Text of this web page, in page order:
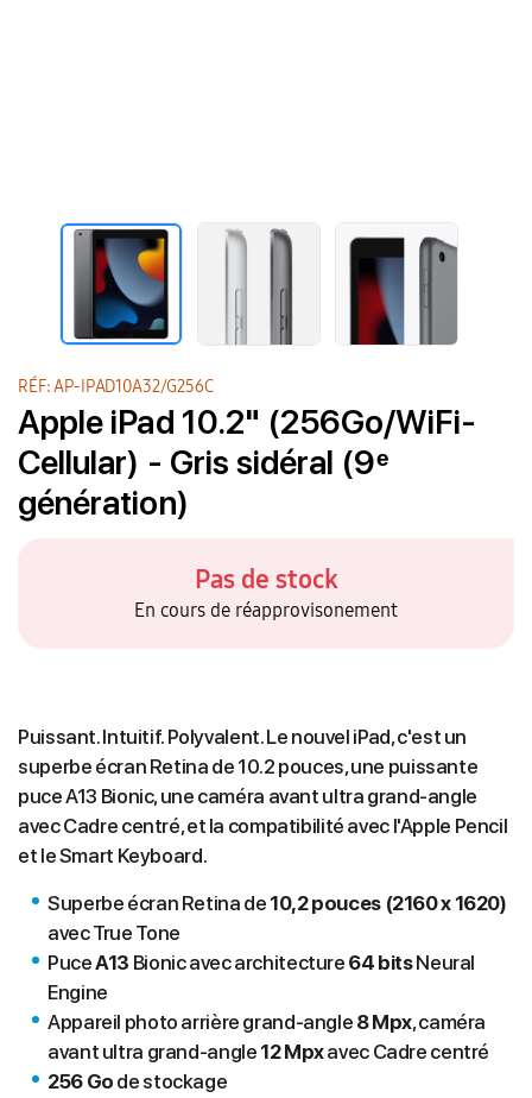
RÉF: AP-IPAD10A32/G256C
Apple iPad 10.2" (256Go/WiFi-
Cellular) - Gris sidéral (9ᵉ
génération)
Pas de stock
En cours de réapprovisonement
Puissant. Intuitif. Polyvalent. Le nouvel iPad, c'est un
superbe écran Retina de 10.2 pouces, une puissante
puce A13 Bionic, une caméra avant ultra grand-angle
avec Cadre centré, et la compatibilité avec l'Apple Pencil
et le Smart Keyboard.
Superbe écran Retina de 10,2 pouces (2160 x 1620)
avec True Tone
PuceA13 Bionic avec architecture 64 bitsNeural
Engine
Appareil photo arrière grand-angle 8 Mpx, caméra
avant ultra grand-angle 12 Mpxavec Cadre centré
256 Go de stockage